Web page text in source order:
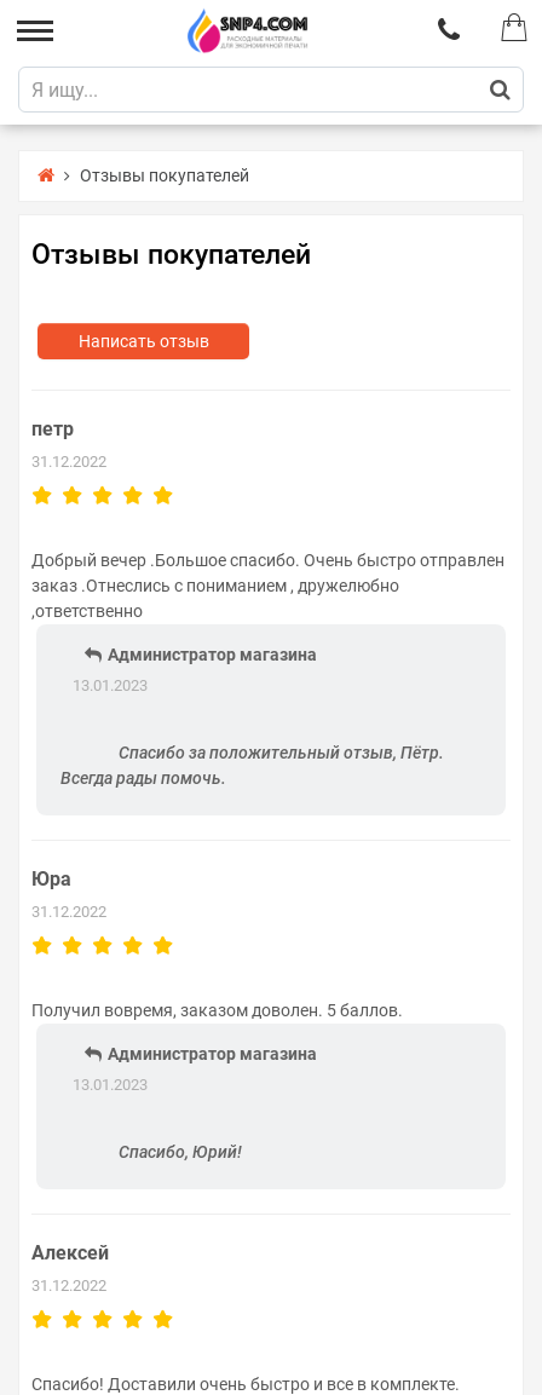
Отзывы покупателей
Отзывы покупателей
Написать отзыв
петр
31.12.2022
Добрый вечер .Большое спасибо. Очень быстро отправлен
заказ .Отнеслись с пониманием , дружелюбно
,ответственно
Администратор магазина
13.01.2023
Спасибо за положительный отзыв, Пётр.
Всегда рады помочь.
Юра
31.12.2022
Получил вовремя, заказом доволен. 5 баллов.
Администратор магазина
13.01.2023
Спасибо, Юрий!
Алексей
31.12.2022
Спасибо! Доставили очень быстро и все в комплекте.